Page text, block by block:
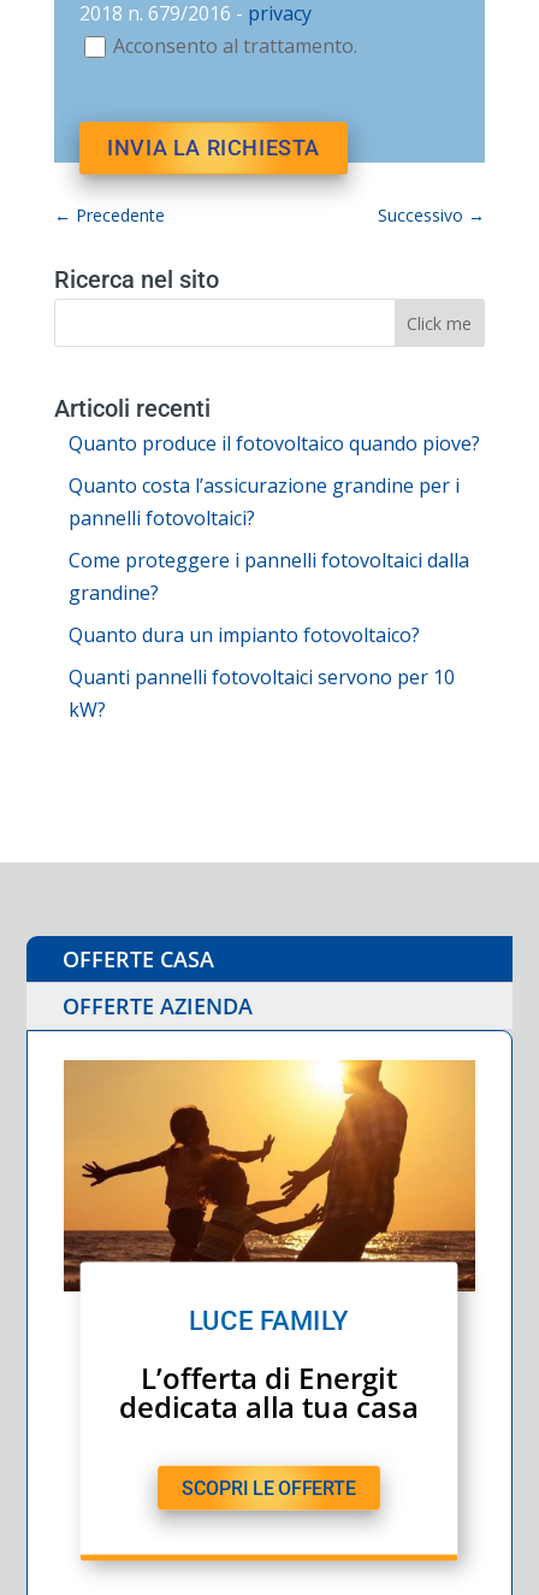
2018 n. 679/2016 - privacy
Acconsento al trattamento.
← Precedente Successivo →
Ricerca nel sito
Articoli recenti
Quanto produce il fotovoltaico quando piove?
Quanto costa l’assicurazione grandine per i
pannelli fotovoltaici?
Come proteggere i pannelli fotovoltaici dalla
grandine?
Quanto dura un impianto fotovoltaico?
Quanti pannelli fotovoltaici servono per 10
kW?
OFFERTE CASA
OFFERTE AZIENDA
LUCE FAMILY
L’offerta di Energit
dedicata alla tua casa
SCOPRI LE OFFERTE